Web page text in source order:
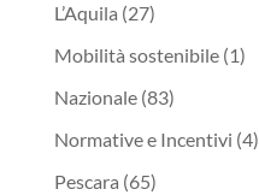
L’Aquila (27)
Mobilità sostenibile(1)
Nazionale(83)
Normative e Incentivi (4)
Pescara (65)